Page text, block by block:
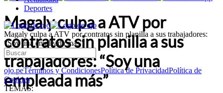
Deportes
Magaly culpa a ATV por contratos sin planilla a sus trabajadores:
“Soy una empleada más”
ojo.peTérminos y CondicionesPolítica de PrivacidadPolítica de
Cookies
TEMAS:
Magaly culpa a ATV por
contratos sin planilla a sus
trabajadores: “Soy una
empleada más”